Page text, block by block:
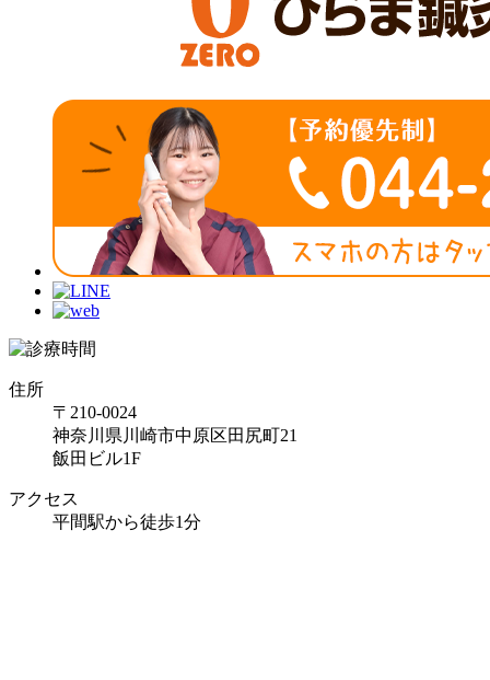
住所
〒210-0024
神奈川県川崎市中原区田尻町21
飯田ビル1F
アクセス
平間駅から徒歩1分